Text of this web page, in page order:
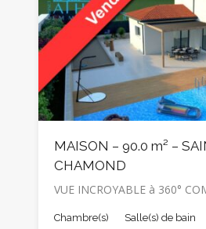
MAISON – 90.0 m² –
CHAMOND
VUE INCROYABLE à 360°
Chambre(s) Salle(s) de bain